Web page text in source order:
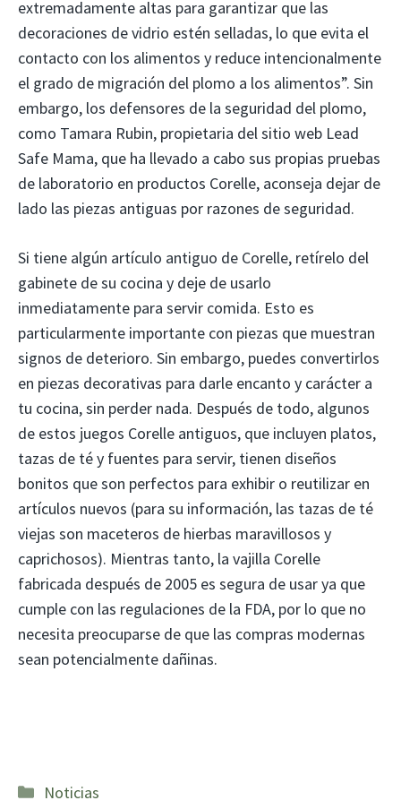
extremadamente altas para garantizar que las
decoraciones de vidrio estén selladas, lo que evita el
contacto con los alimentos y reduce intencionalmente
el grado de migración del plomo a los alimentos”. Sin
embargo, los defensores de la seguridad del plomo,
como Tamara Rubin, propietaria del sitio web Lead
Safe Mama, que ha llevado a cabo sus propias pruebas
de laboratorio en productos Corelle, aconseja dejar de
lado las piezas antiguas por razones de seguridad.
Si tiene algún artículo antiguo de Corelle, retírelo del
gabinete de su cocina y deje de usarlo
inmediatamente para servir comida. Esto es
particularmente importante con piezas que muestran
signos de deterioro. Sin embargo, puedes convertirlos
en piezas decorativas para darle encanto y carácter a
tu cocina, sin perder nada. Después de todo, algunos
de estos juegos Corelle antiguos, que incluyen platos,
tazas de té y fuentes para servir, tienen diseños
bonitos que son perfectos para exhibir o reutilizar en
artículos nuevos (para su información, las tazas de té
viejas son maceteros de hierbas maravillosos y
caprichosos). Mientras tanto, la vajilla Corelle
fabricada después de 2005 es segura de usar ya que
cumple con las regulaciones de la FDA, por lo que no
necesita preocuparse de que las compras modernas
sean potencialmente dañinas.
Categorías
Noticias